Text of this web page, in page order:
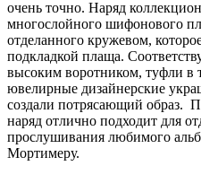
очень точно. Наряд
многослойного шифонового
отделанного кружевом,
подкладкой плаща.
высоким воротником, туфли в
ювелирные дизайнерские
создали потрясающий образ.
наряд отлично подходит для
прослушивания любимого
Мортимеру.